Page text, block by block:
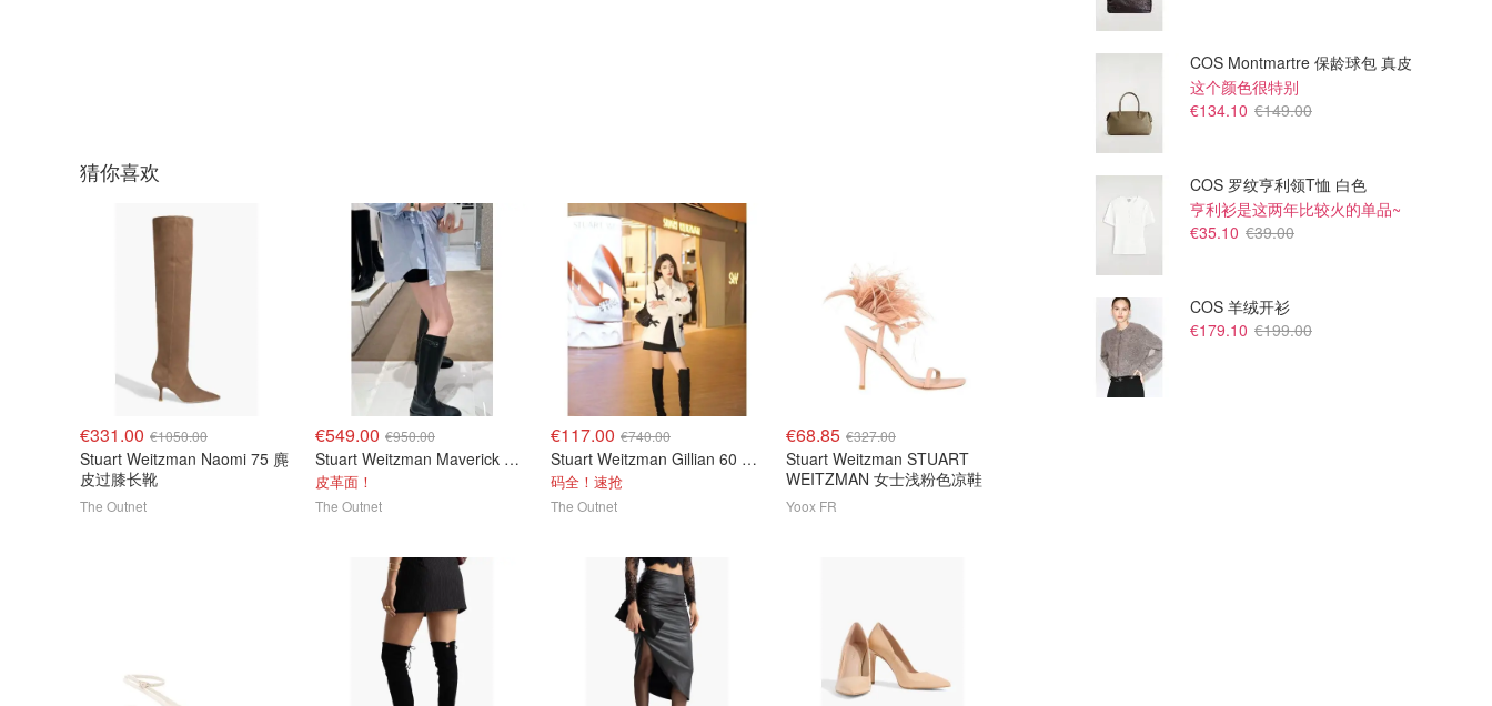
猜你喜欢
€331.00 €1050.00
Stuart Weitzman Naomi 75 麂
皮过膝长靴
The Outnet
€549.00 €950.00
Stuart Weitzman Maverick 搭扣皮革长靴
皮革面！
The Outnet
€117.00 €740.00
Stuart Weitzman Gillian 60 微弹绒面过膝靴 黑色
码全！速抢
The Outnet
€68.85 €327.00
Stuart Weitzman STUART
WEITZMAN 女士浅粉色凉鞋
Yoox FR
COS Montmartre 保龄球包 真皮
这个颜色很特别
€134.10 €149.00
COS 罗纹亨利领T恤 白色
亨利衫是这两年比较火的单品~
€35.10 €39.00
COS 羊绒开衫
€179.10 €199.00